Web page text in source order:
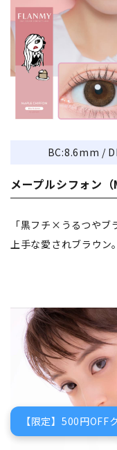
BC:8.6mm /
メープルシフォン（
「黒フチ×うるつや
上手な愛されブラウン。
【限定】500円OFF